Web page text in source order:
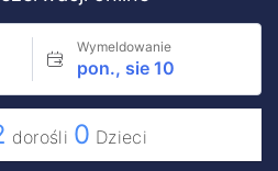
Wymeldowanie
pon., sie 10
dorośli 0 Dzieci